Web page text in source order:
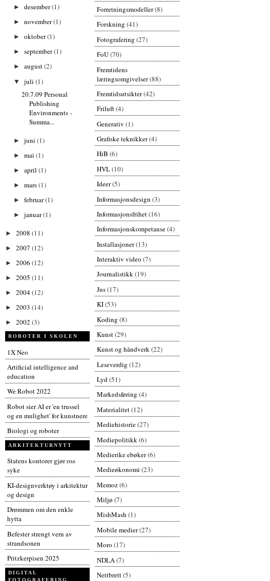
► desember(1)
► november(1)
► oktober(1)
► september(1)
► august(2)
▼ juli (1)
20.7.09 Personal
Publishing
Environments -
Summa...
► juni (1)
► mai (1)
► april (1)
► mars(1)
► februar(1)
► januar(1)
► 2008 (11)
► 2007 (12)
► 2006 (12)
► 2005 (11)
► 2004(12)
► 2003 (14)
► 2002 (3)
ROBOTER I SKOLEN
1X Neo
Artificial intelligence and
education
We Robot 2022
Robot sier AI er 'en trussel
og en mulighet' for kunstnere
Biologi og roboter
ARKITEKTURNYTT
Statens kontorer gjør oss
syke
KI-designverktøy i arkitektur
og design
Drømmen om den enkle
hytta
Befester strengt vern av
strandsonen
Pritzkerpisen 2025
DIGITAL
FOTOGRAFERING
Forretningsmodeller(8)
Forskning (41)
Fotografering (27)
FoU(70)
Fremtidens
læringsomgivelser(88)
Fremtidsutsikter(42)
Friluft(4)
Generativ (1)
Grafiske teknikker(4)
HiB (6)
HVL(10)
Ideer(5)
Informasjonsdesign (3)
Informasjonsfrihet(16)
Informasjonskompetanse(4)
Installasjoner(13)
Interaktiv video (7)
Journalistikk(19)
Jus(17)
KI(53)
Koding (8)
Kunst(29)
Kunst og håndverk(22)
Leseverdig (12)
Lyd(51)
Markedsføring (4)
Materialitet(12)
Mediehistorie(27)
Mediepolitikk (6)
Medierike ebøker(6)
Medieøkonomi (23)
Memoz(6)
Miljø (7)
MishMash (1)
Mobile medier(27)
Moro (17)
NDLA (7)
Nettbrett(5)